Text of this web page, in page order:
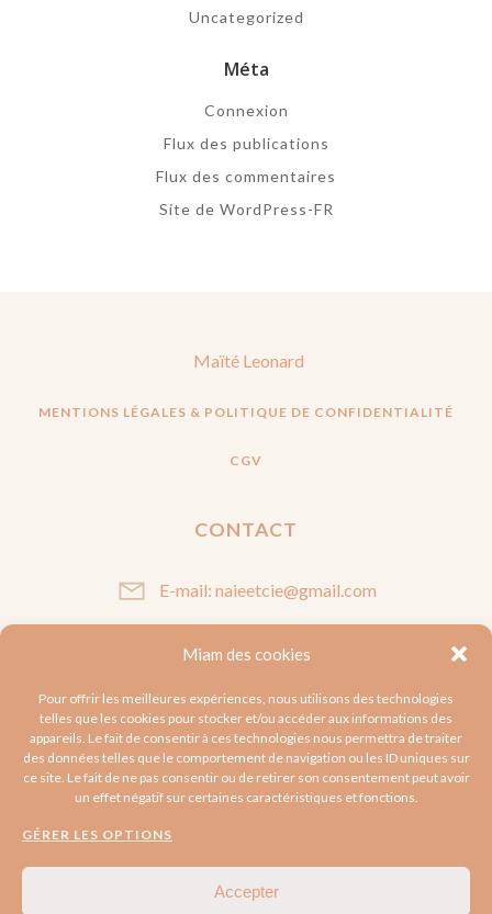
Miam des cookies
Pour offrir les meilleures expériences, nous utilisons des technologies
telles que les cookies pour stocker et/ou accéder aux informations des
appareils. Le fait de consentir à ces technologies nous permettra de traiter
des données telles que le comportement de navigation ou les ID uniques sur
ce site. Le fait de ne pas consentir ou de retirer son consentement peut avoir
un effet négatif sur certaines caractéristiques et fonctions.
GÉRER LES OPTIONS
Accepter
Uncategorized
Méta
Connexion
Flux des publications
Flux des commentaires
Site de WordPress-FR
Maïté Leonard
MENTIONS LÉGALES & POLITIQUE DE CONFIDENTIALITÉ
CGV
CONTACT
E-mail: naieetcie@gmail.com